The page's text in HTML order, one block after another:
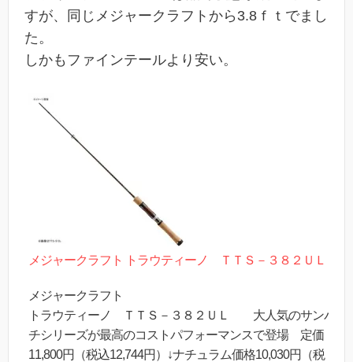
すが、同じメジャークラフトから3.8ｆｔでまし
た。
しかもファインテールより安い。
メジャークラフト トラウティーノ ＴＴＳ－３８２ＵＬ
メジャークラフト
トラウティーノ ＴＴＳ－３８２ＵＬ 大人気のサンパ
チシリーズが最高のコストパフォーマンスで登場 定価
11,800円（税込12,744円）↓ナチュラム価格10,030円（税